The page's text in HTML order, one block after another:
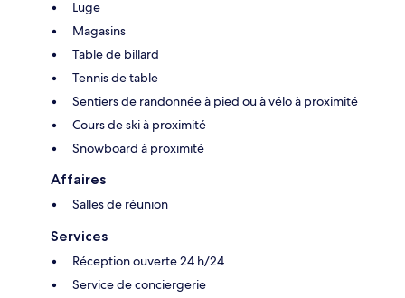
Luge
Magasins
Table de billard
Tennis de table
Sentiers de randonnée à pied ou à vélo à proximité
Cours de ski à proximité
Snowboard à proximité
Affaires
Salles de réunion
Services
Réception ouverte 24 h/24
Service de conciergerie